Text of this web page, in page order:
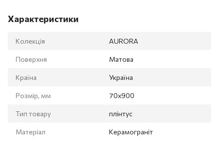
Характеристики
Колекція AURORA
Поверхня Матова
Країна Україна
Розмір, мм 70x900
Тип товару плінтус
Матеріал Керамограніт